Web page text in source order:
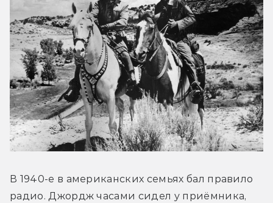
В 1940-е в американских семьях бал правило
радио. Джордж часами сидел у приёмника,